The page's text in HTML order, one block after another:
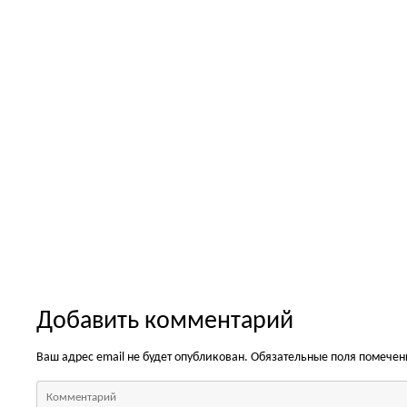
Добавить комментарий
Ваш адрес email не будет опубликован. Обязательные поля